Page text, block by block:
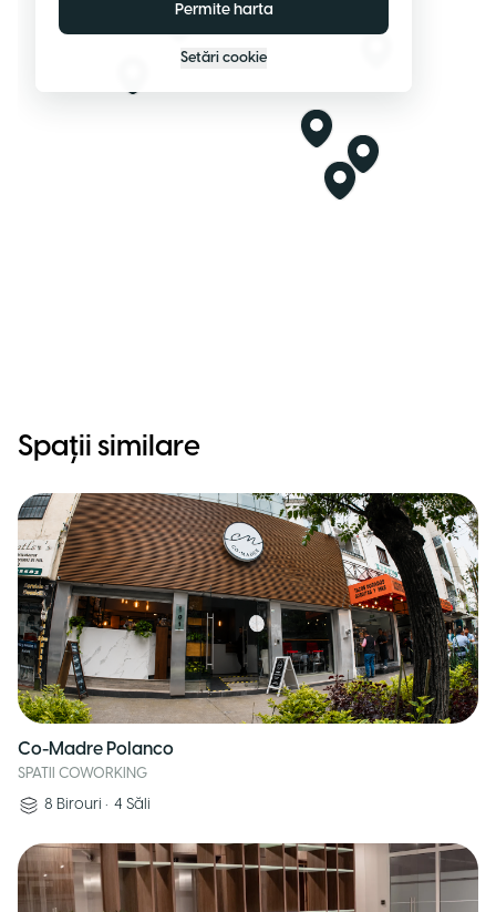
Permite harta
Setări cookie
Spații similare
Co-Madre Polanco
SPATII COWORKING
8 Birouri • 4 Săli